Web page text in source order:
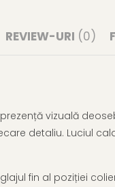
REVIEW-URI (0)
vizuală
detaliu. Luciul
fin al poziției